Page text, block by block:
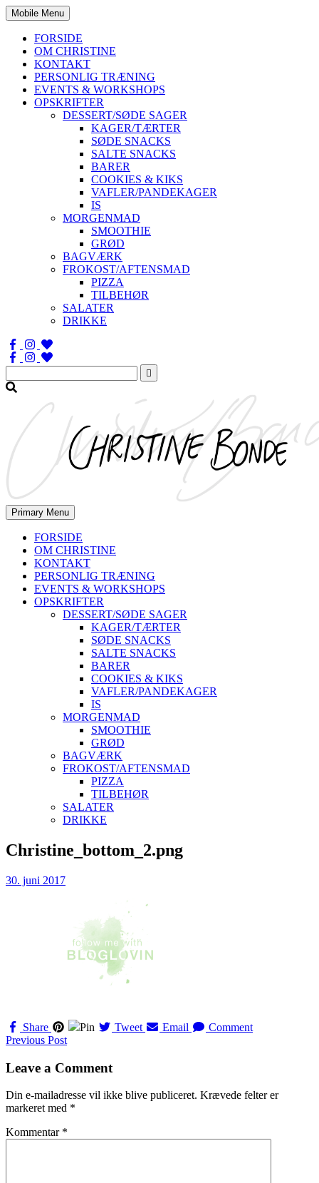
Mobile Menu
FORSIDE
OM CHRISTINE
KONTAKT
PERSONLIG TRÆNING
EVENTS & WORKSHOPS
OPSKRIFTER
DESSERT/SØDE SAGER
KAGER/TÆRTER
SØDE SNACKS
SALTE SNACKS
BARER
COOKIES & KIKS
VAFLER/PANDEKAGER
IS
MORGENMAD
SMOOTHIE
GRØD
BAGVÆRK
FROKOST/AFTENSMAD
PIZZA
TILBEHØR
SALATER
DRIKKE
Søg
efter:
Primary Menu
FORSIDE
OM CHRISTINE
KONTAKT
PERSONLIG TRÆNING
EVENTS & WORKSHOPS
OPSKRIFTER
DESSERT/SØDE SAGER
KAGER/TÆRTER
SØDE SNACKS
SALTE SNACKS
BARER
COOKIES & KIKS
VAFLER/PANDEKAGER
IS
MORGENMAD
SMOOTHIE
GRØD
BAGVÆRK
FROKOST/AFTENSMAD
PIZZA
TILBEHØR
SALATER
DRIKKE
Skip
to
Christine_bottom_2.png
30. juni 2017
Share Pin Tweet Email Comment
Navigation
til
Previous Post
Leave a Comment
Din e-mailadresse vil ikke blive publiceret. Krævede felter er
markeret med *
Kommentar *